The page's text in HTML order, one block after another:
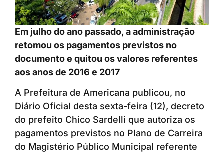
Em julho do ano passado, a administração
retomou os pagamentos previstos no
documento e quitou os valores referentes
aos anos de 2016 e 2017
A Prefeitura de Americana publicou, no
Diário Oficial desta sexta-feira (12), decreto
do prefeito Chico Sardelli que autoriza os
pagamentos previstos no Plano de Carreira
do Magistério Público Municipal referente